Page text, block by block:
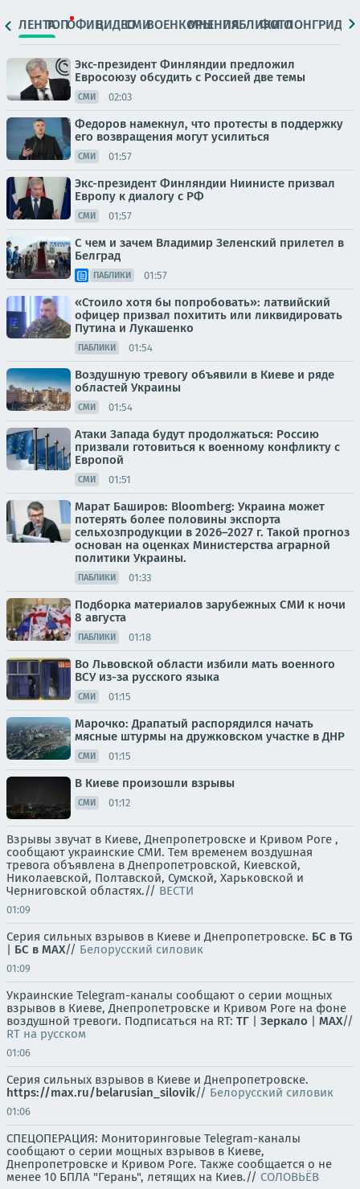
ЛЕНТАТОПОФИЦ.ВИДЕОСМИВОЕНКОРЫМНЕНИЯПАБЛИКИ
ФОТОЛОНГРИДЫ
Экс-президент Финляндии предложил
Евросоюзу обсудить с Россией две темы
СМИ 02:03
Федоров намекнул, что протесты в поддержку
его возвращения могут усилиться
СМИ 01:57
Экс-президент Финляндии Ниинисте призвал
Европу к диалогу с РФ
СМИ 01:57
С чем и зачем Владимир Зеленский прилетел в
Белград
ПАБЛИКИ 01:57
«Стоило хотя бы попробовать»: латвийский
офицер призвал похитить или ликвидировать
Путина и Лукашенко
ПАБЛИКИ 01:54
Воздушную тревогу объявили в Киеве и ряде
областей Украины
СМИ 01:54
Атаки Запада будут продолжаться: Россию
призвали готовиться к военному конфликту с
Европой
СМИ 01:51
Марат Баширов: Bloomberg: Украина может
потерять более половины экспорта
сельхозпродукции в 2026–2027 г. Такой прогноз
основан на оценках Министерства аграрной
политики Украины.
ПАБЛИКИ 01:33
Подборка материалов зарубежных СМИ к ночи
8 августа
ПАБЛИКИ 01:18
Во Львовской области избили мать военного
ВСУ из-за русского языка
СМИ 01:15
Марочко: Драпатый распорядился начать
мясные штурмы на дружковском участке в ДНР
СМИ 01:15
В Киеве произошли взрывы
СМИ 01:12
Взрывы звучат в Киеве, Днепропетровске и Кривом Роге ,
сообщают украинские СМИ. Тем временем воздушная
тревога объявлена в Днепропетровской, Киевской,
Николаевской, Полтавской, Сумской, Харьковской и
Черниговской областях.// ВЕСТИ
01:09
Серия сильных взрывов в Киеве и Днепропетровске. БС в TG
| БС в МАХ// Белорусский силовик
01:09
Украинские Telegram-каналы сообщают о серии мощных
взрывов в Киеве, Днепропетровске и Кривом Роге на фоне
воздушной тревоги. Подписаться на RT: ТГ | Зеркало | MAX//
RT на русском
01:06
Серия сильных взрывов в Киеве и Днепропетровске.
https://max.ru/belarusian_silovik// Белорусский силовик
01:06
СПЕЦОПЕРАЦИЯ: Мониторинговые Telegram-каналы
сообщают о серии мощных взрывов в Киеве,
Днепропетровске и Кривом Роге. Также сообщается о не
менее 10 БПЛА "Герань", летящих на Киев.// СОЛОВЬЁВ